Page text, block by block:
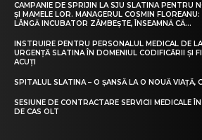
CAMPANIE DE SPRIJIN LA SJU SLATINA PENTRU
ȘI MAMELE LOR. MANAGERUL COSMIN
LÂNGĂ INCUBATOR ZÂMBEȘTE, ÎNSEAMNĂ CĂ...
INSTRUIRE PENTRU PERSONALUL MEDICAL DE
URGENȚĂ SLATINA ÎN DOMENIUL CODIFICĂRII ȘI
ACUȚI
SPITALUL SLATINA – O ȘANSĂ LA O NOUĂ VIAȚĂ,
SESIUNE DE CONTRACTARE SERVICII MEDICALE
DE CAS OLT